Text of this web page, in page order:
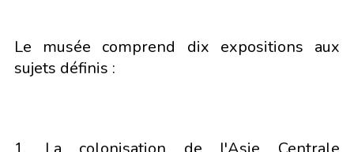
Le musée comprend dix expositions aux
sujets définis :